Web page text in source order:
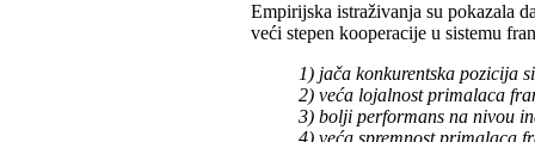
Empirijska istraživanja su pokazala
veći stepen kooperacije u sistemu
1) jača konkurentska pozicija
2) veća lojalnost primalaca
3) bolji performans na nivou